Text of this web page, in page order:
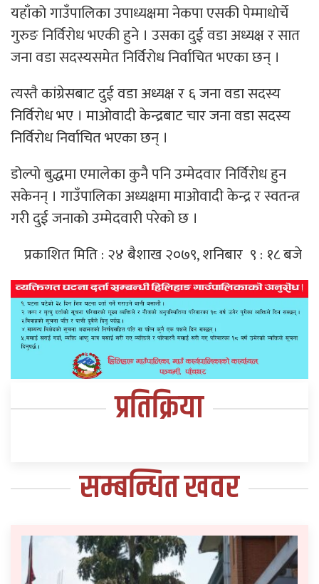
यहाँको गाउँपालिका उपाध्यक्षमा नेकपा एसकी पेम्माधोर्चे
गुरुङ निर्विरोध भएकी हुने । उसका दुई वडा अध्यक्ष र सात
जना वडा सदस्यसमेत निर्विरोध निर्वाचित भएका छन् ।
त्यस्तै कांग्रेसबाट दुई वडा अध्यक्ष र ६ जना वडा सदस्य
निर्विरोध भए । माओवादी केन्द्रबाट चार जना वडा सदस्य
निर्विरोध निर्वाचित भएका छन् ।
डोल्पो बुद्धमा एमालेका कुनै पनि उम्मेदवार निर्विरोध हुन
सकेनन् । गाउँपालिका अध्यक्षमा माओवादी केन्द्र र स्वतन्त्र
गरी दुई जनाको उम्मेदवारी परेको छ ।
प्रकाशित मिति : २४ बैशाख २०७९, शनिबार ९ : १८ बजे
प्रतिक्रिया
सम्बन्धित खवर